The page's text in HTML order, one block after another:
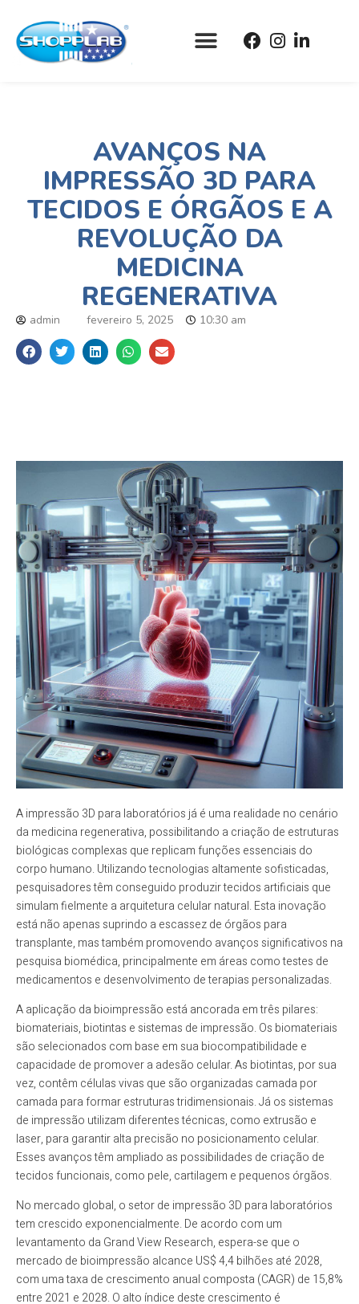
AVANÇOS NA
IMPRESSÃO 3D PARA
TECIDOS E ÓRGÃOS E A
REVOLUÇÃO DA
MEDICINA
REGENERATIVA
admin fevereiro 5, 2025 10:30 am
A impressão 3D para laboratórios já é uma realidade no cenário
da medicina regenerativa, possibilitando a criação de estruturas
biológicas complexas que replicam funções essenciais do
corpo humano. Utilizando tecnologias altamente sofisticadas,
pesquisadores têm conseguido produzir tecidos artificiais que
simulam fielmente a arquitetura celular natural. Esta inovação
está não apenas suprindo a escassez de órgãos para
transplante, mas também promovendo avanços significativos na
pesquisa biomédica, principalmente em áreas como testes de
medicamentos e desenvolvimento de terapias personalizadas.
A aplicação da bioimpressão está ancorada em três pilares:
biomateriais, biotintas e sistemas de impressão. Os biomateriais
são selecionados com base em sua biocompatibilidade e
capacidade de promover a adesão celular. As biotintas, por sua
vez, contêm células vivas que são organizadas camada por
camada para formar estruturas tridimensionais. Já os sistemas
de impressão utilizam diferentes técnicas, como extrusão e
laser, para garantir alta precisão no posicionamento celular.
Esses avanços têm ampliado as possibilidades de criação de
tecidos funcionais, como pele, cartilagem e pequenos órgãos.
No mercado global, o setor de impressão 3D para laboratórios
tem crescido exponencialmente. De acordo com um
levantamento da Grand View Research, espera-se que o
mercado de bioimpressão alcance US$ 4,4 bilhões até 2028,
com uma taxa de crescimento anual composta (CAGR) de 15,8%
entre 2021 e 2028. O alto índice deste crescimento é